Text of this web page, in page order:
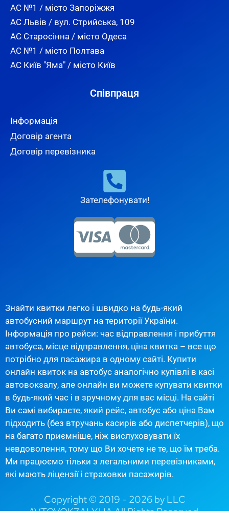
АС №1 / місто Запоріжжя
АС Львів / вул. Стрийська, 109
АС Старосінна / місто Одеса
АС №1 / місто Полтава
АС Київ "Яма" / місто Київ
Співпраця
Інформація
Договір агента
Договір перевізника
Зателефонувати!
Знайти квитки легко і швидко на будь-який
автобусний маршрут на території України.
Інформація про рейси: час відправлення і прибуття
автобуса, місце відправлення, ціна квитка – все що
потрібно для пасажира в одному сайті. Купити
онлайн квиток на автобус аналогічно купівлі в касі
автовокзалу, але онлайн ви можете купувати квитки
в будь-який час і в зручному для вас місці. На сайті
Ви самі вибираєте, який рейс, автобус або ціна Вам
підходить (без втручань касирів або диспетчерів), що
на багато приємніше, ніж вислуховувати їх
невдоволення, тому що Ви хочете не те, що їм треба.
Ми працюємо тільки з легальними перевізниками,
які мають ліцензії і страховки пасажирів.
Copyright © 2019 - 2026 by LLC